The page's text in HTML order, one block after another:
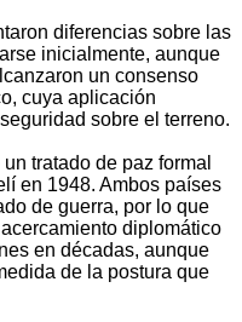
diferencias sobre las
inicialmente, aunque
un consenso
cuya aplicación
sobre el terreno.
tratado de paz formal
en 1948. Ambos países
de guerra, por lo que
diplomático
en décadas, aunque
de la postura que